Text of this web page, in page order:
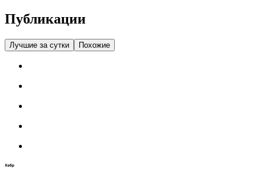
Публикации
Лучшие за сутки Похожие